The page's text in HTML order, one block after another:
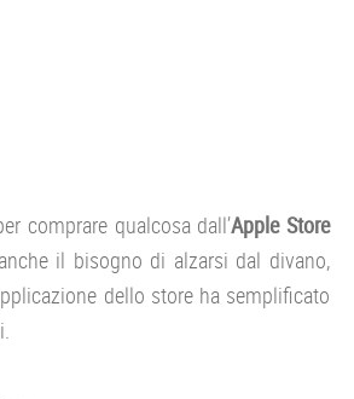
comprare qualcosa dall’Apple Store
il bisogno di alzarsi dal divano,
dello store ha semplificato